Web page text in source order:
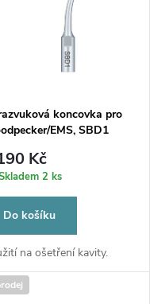
koncovka pro
EMS, SBD1
Kč
2 ks
Do košíku
na ošetření kavity.